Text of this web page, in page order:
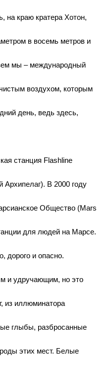
на краю кратера Хотон,
в восемь метров и
мы – международный
воздухом, которым
день, ведь здесь,
станция Flashline
Архипелаг). В 2000 году
Общество (Mars
для людей на Марсе.
дорого и опасно.
и удручающим, но это
из иллюминатора
глыбы, разбросанные
этих мест. Белые